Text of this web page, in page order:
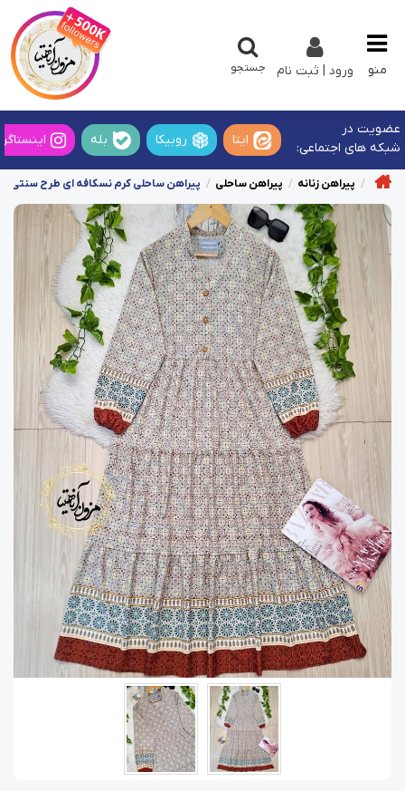
منو ورود | ثبت نام جستجو
عضویت در
شبکه های اجتماعی:
ایتا روبیکا بله
پیراهن زنانه پیراهن ساحلی پیراهن ساحلی کرم نسکافه ای طرح سنتی ریز